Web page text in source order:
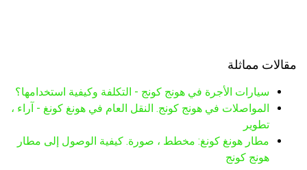
مقالات مماثلة
سيارات الأجرة في هونج كونج - التكلفة وكيفية استخدامها؟
المواصلات في هونج كونج. النقل العام في هونغ كونغ - آراء ،
تطوير
مطار هونغ كونغ: مخطط ، صورة. كيفية الوصول إلى مطار
هونج كونج